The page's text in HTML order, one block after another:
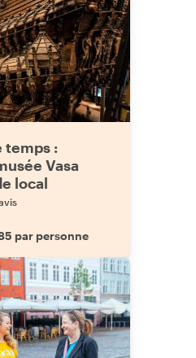
temps :
Vasa
local
par personne